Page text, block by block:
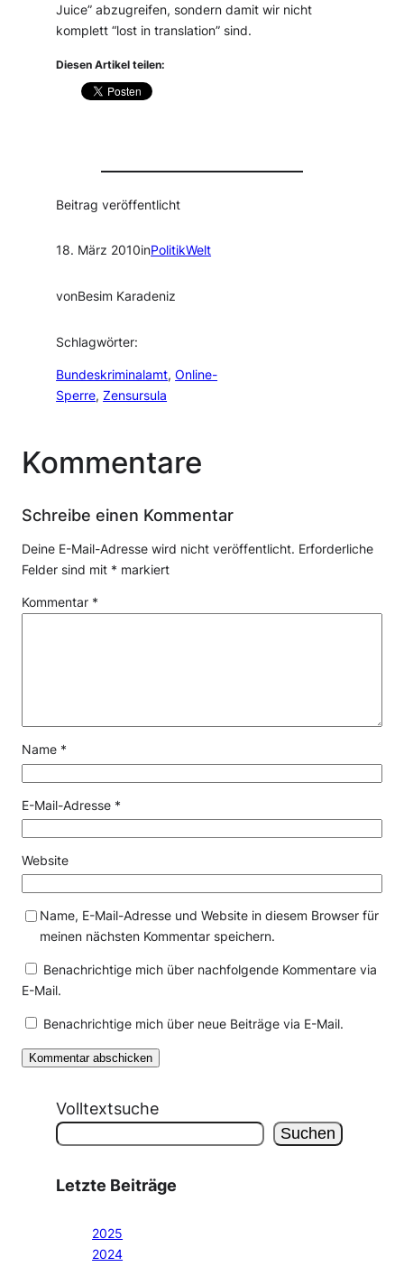
Juice” abzugreifen, sondern damit wir nicht
komplett “lost in translation” sind.
Diesen Artikel teilen:
Beitrag veröffentlicht
18. März 2010inPolitikWelt
vonBesim Karadeniz
Schlagwörter:
Bundeskriminalamt, Online-
Sperre, Zensursula
Kommentare
Schreibe einen Kommentar
Deine E-Mail-Adresse wird nicht veröffentlicht. Erforderliche
Felder sind mit * markiert
Kommentar *
Name *
E-Mail-Adresse *
Website
Name, E-Mail-Adresse und Website in diesem Browser für
meinen nächsten Kommentar speichern.
Benachrichtige mich über nachfolgende Kommentare via
E-Mail.
Benachrichtige mich über neue Beiträge via E-Mail.
Volltextsuche
Suchen
Letzte Beiträge
2025
2024